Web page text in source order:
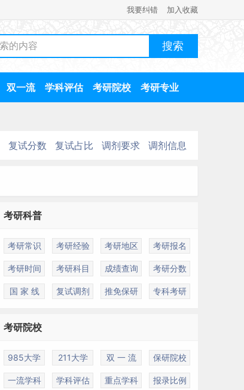
我要纠错 加入收藏
双一流 学科评估 考研院校 考研专业
复试分数 复试占比 调剂要求 调剂信息
考研科普
考研常识 考研经验 考研地区 考研报名
考研时间 考研科目 成绩查询 考研分数
国 家 线 复试调剂 推免保研 专科考研
考研院校
985大学 211大学 双 一 流 保研院校
一流学科 学科评估 重点学科 报录比例